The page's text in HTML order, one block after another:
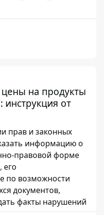
на продукты
от
прав и законных
информацию о
правовой форме
его
по возможности
документов,
факты нарушений